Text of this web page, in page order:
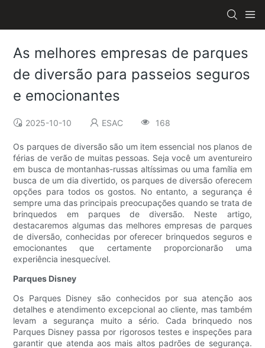
As melhores empresas de parques
de diversão para passeios seguros
e emocionantes
2025-10-10 ESAC 168
Os parques de diversão são um item essencial nos planos de
férias de verão de muitas pessoas. Seja você um aventureiro
em busca de montanhas-russas altíssimas ou uma família em
busca de um dia divertido, os parques de diversão oferecem
opções para todos os gostos. No entanto, a segurança é
sempre uma das principais preocupações quando se trata de
brinquedos em parques de diversão. Neste artigo,
destacaremos algumas das melhores empresas de parques
de diversão, conhecidas por oferecer brinquedos seguros e
emocionantes que certamente proporcionarão uma
experiência inesquecível.
Parques Disney
Os Parques Disney são conhecidos por sua atenção aos
detalhes e atendimento excepcional ao cliente, mas também
levam a segurança muito a sério. Cada brinquedo nos
Parques Disney passa por rigorosos testes e inspeções para
garantir que atenda aos mais altos padrões de segurança.